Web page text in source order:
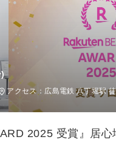
)
アクセス：広島電鉄 八丁堀駅
2025 受賞』居